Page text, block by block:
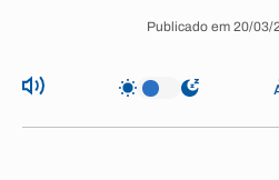
Publicado em 20/03/